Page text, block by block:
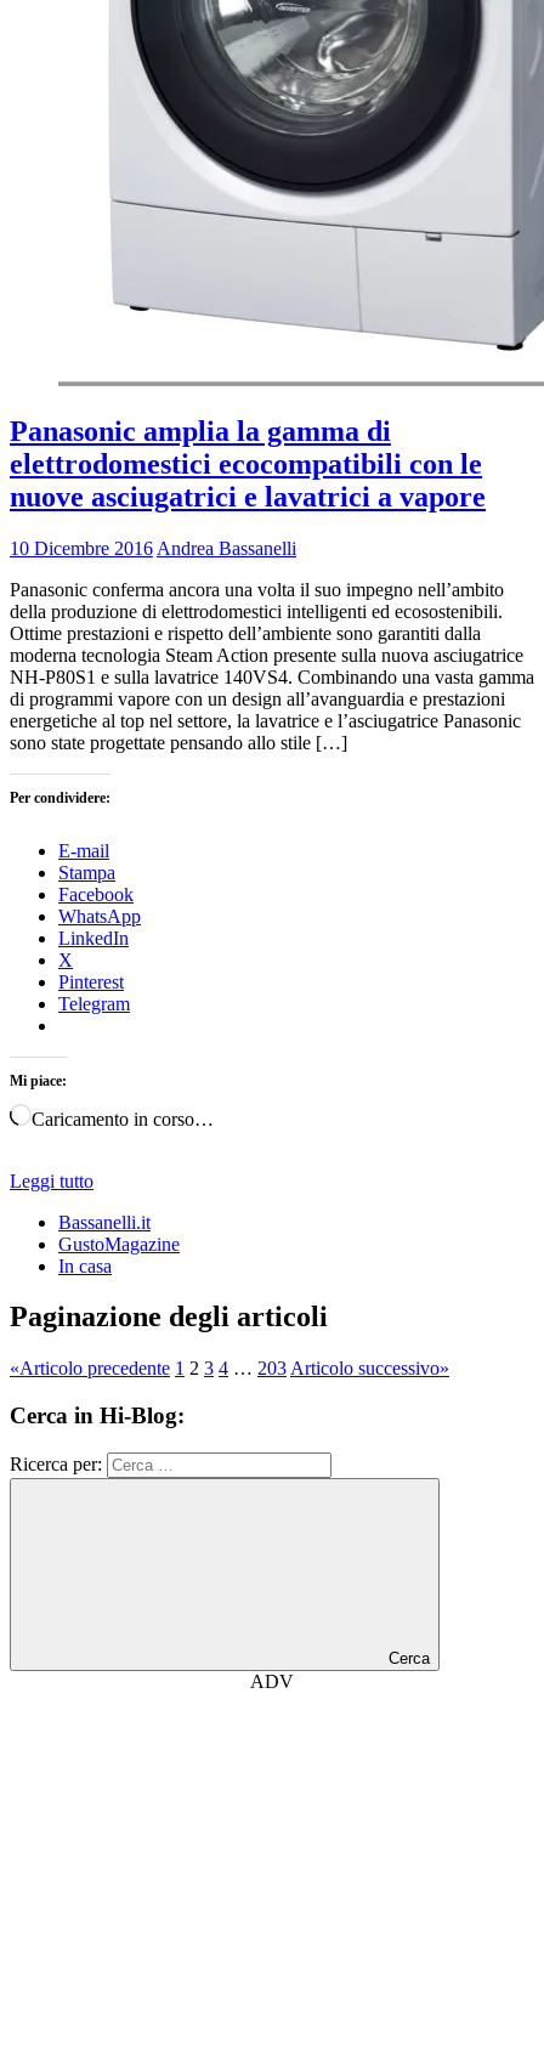
Panasonic amplia la gamma di
elettrodomestici ecocompatibili con le
nuove asciugatrici e lavatrici a vapore
10 Dicembre 2016 Andrea Bassanelli
Panasonic conferma ancora una volta il suo impegno nell’ambito
della produzione di elettrodomestici intelligenti ed ecosostenibili.
Ottime prestazioni e rispetto dell’ambiente sono garantiti dalla
moderna tecnologia Steam Action presente sulla nuova asciugatrice
NH-P80S1 e sulla lavatrice 140VS4. Combinando una vasta gamma
di programmi vapore con un design all’avanguardia e prestazioni
energetiche al top nel settore, la lavatrice e l’asciugatrice Panasonic
sono state progettate pensando allo stile […]
Per condividere:
E-mail
Stampa
Facebook
WhatsApp
LinkedIn
X
Pinterest
Telegram
Mi piace:
Caricamento in corso…
Leggi tutto
Bassanelli.it
GustoMagazine
In casa
Paginazione degli articoli
«Articolo precedente 1 2 3 4 … 203 Articolo successivo»
Cerca in Hi-Blog:
Ricerca per:
Cerca
ADV